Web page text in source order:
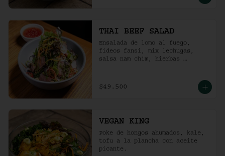
THAI BEEF SALAD
Ensalada de lomo al fuego,
fideos fansi, mix lechugas,
salsa nam chim, hierbas
tostado.
$49.500
VEGAN KING
Poke de hongos ahumados, kale,
tofu a la plancha con aceite
picante.